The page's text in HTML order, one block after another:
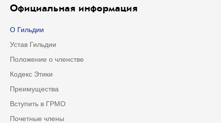
Официальная информация
О Гильдии
Устав Гильдии
Положение о членстве
Кодекс Этики
Преимущества
Вступить в ГРМО
Почетные члены